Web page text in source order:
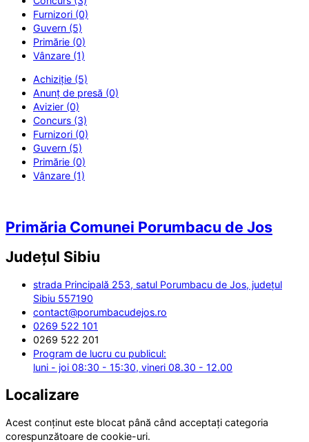
Furnizori (0)
Guvern (5)
Primărie (0)
Vânzare (1)
Achiziție (5)
Anunț de presă (0)
Avizier (0)
Concurs (3)
Furnizori (0)
Guvern (5)
Primărie (0)
Vânzare (1)
Primăria Comunei Porumbacu de Jos
Județul Sibiu
strada Principală 253, satul Porumbacu de Jos, județul
Sibiu 557190
contact@porumbacudejos.ro
0269 522 101
0269 522 201
Program de lucru cu publicul:
luni - joi 08:30 - 15:30, vineri 08.30 - 12.00
Localizare
Acest conținut este blocat până când acceptați categoria
corespunzătoare de cookie-uri.